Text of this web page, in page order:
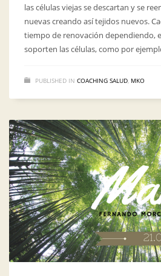
las células viejas se descartan y se
nuevas creando así tejidos nuevos.
tiempo de renovación dependiendo,
soporten las células, como por
PUBLISHED IN COACHING SALUD, MKO